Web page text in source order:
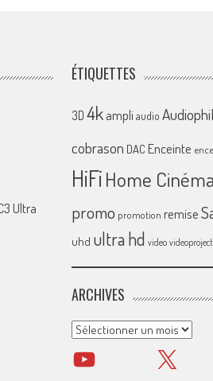
Ultra
ÉTIQUETTES
3D 4k ampliaudio
cobrason DAC Enceinte
HiFiHome Cinéma
promo promotion remise
uhd ultra hd video
ARCHIVES
Archives
YouTube X